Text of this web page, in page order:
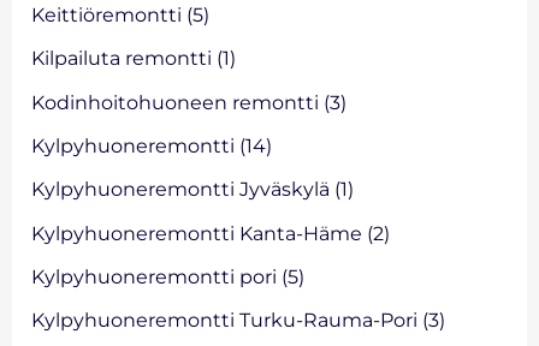
Keittiöremontti (5)
Kilpailuta remontti (1)
Kodinhoitohuoneen remontti (3)
Kylpyhuoneremontti (14)
Kylpyhuoneremontti Jyväskylä (1)
Kylpyhuoneremontti Kanta-Häme (2)
Kylpyhuoneremontti pori (5)
Kylpyhuoneremontti Turku-Rauma-Pori (3)